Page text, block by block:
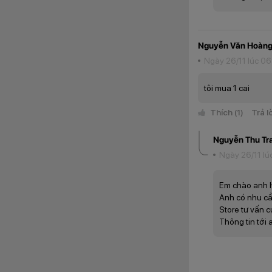
Nguyễn Văn Hoàng
Ngày 26/11 lúc
tôi mua 1 cai
Thích (1) Trả
Nguyễn Thu
Ngày 26/11
Em chào anh
Anh có nhu
Store tư vấn
Thông tin tới